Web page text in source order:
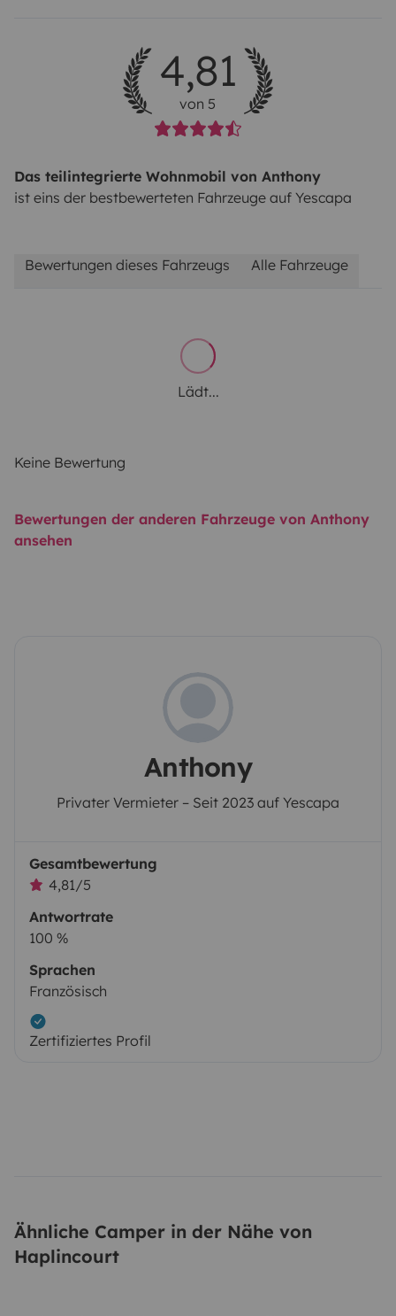
4,81
von 5
Das teilintegrierte Wohnmobil von Anthony
ist eins der bestbewerteten Fahrzeuge auf Yescapa
Bewertungen dieses Fahrzeugs Alle Fahrzeuge
Lädt...
Keine Bewertung
Bewertungen der anderen Fahrzeuge von Anthony
ansehen
Anthony
Privater Vermieter – Seit 2023 auf Yescapa
Gesamtbewertung
4,81/5
Antwortrate
100 %
Sprachen
Französisch
Zertifiziertes Profil
Ähnliche Camper in der Nähe von
Haplincourt